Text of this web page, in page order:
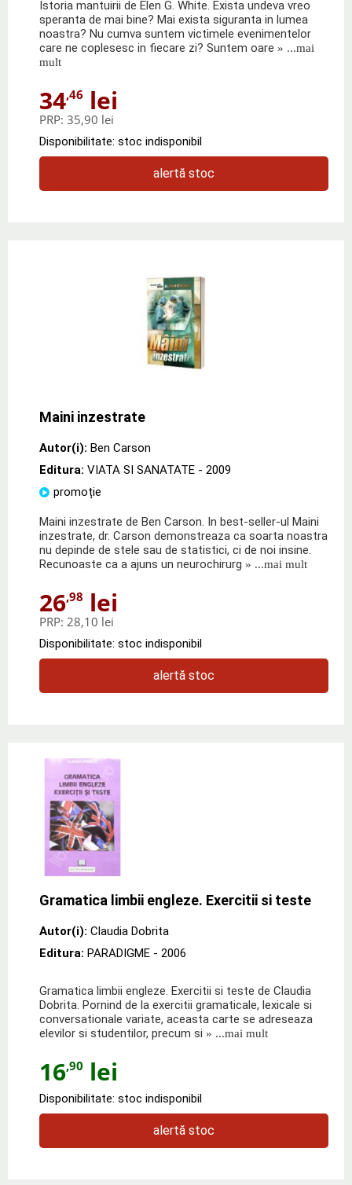
Istoria mantuirii de Elen G. White. Exista undeva vreo
speranta de mai bine? Mai exista siguranta in lumea
noastra? Nu cumva suntem victimele evenimentelor
care ne coplesesc in fiecare zi? Suntem oare » ...mai
mult
34,46 lei
PRP: 35,90 lei
Disponibilitate: stoc indisponibil
alertă stoc
Maini inzestrate
Autor(i): Ben Carson
Editura: VIATA SI SANATATE - 2009
promoție
Maini inzestrate de Ben Carson. In best-seller-ul Maini
inzestrate, dr. Carson demonstreaza ca soarta noastra
nu depinde de stele sau de statistici, ci de noi insine.
Recunoaste ca a ajuns un neurochirurg » ...mai mult
26,98 lei
PRP: 28,10 lei
Disponibilitate: stoc indisponibil
alertă stoc
Gramatica limbii engleze. Exercitii si teste
Autor(i): Claudia Dobrita
Editura: PARADIGME - 2006
Gramatica limbii engleze. Exercitii si teste de Claudia
Dobrita. Pornind de la exercitii gramaticale, lexicale si
conversationale variate, aceasta carte se adreseaza
elevilor si studentilor, precum si » ...mai mult
16,90 lei
Disponibilitate: stoc indisponibil
alertă stoc